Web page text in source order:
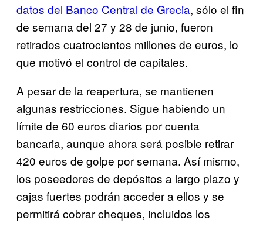
datos del Banco Central de Grecia, sólo el fin
de semana del 27 y 28 de junio, fueron
retirados cuatrocientos millones de euros, lo
que motivó el control de capitales.
A pesar de la reapertura, se mantienen
algunas restricciones. Sigue habiendo un
límite de 60 euros diarios por cuenta
bancaria, aunque ahora será posible retirar
420 euros de golpe por semana. Así mismo,
los poseedores de depósitos a largo plazo y
cajas fuertes podrán acceder a ellos y se
permitirá cobrar cheques, incluidos los